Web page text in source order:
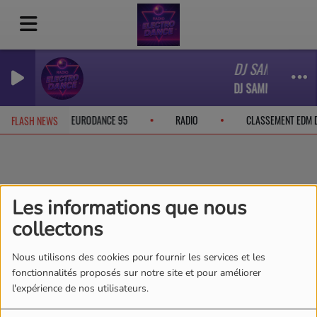
Les informations que nous
collectons
Nous utilisons des cookies pour fournir les services et les
fonctionnalités proposés sur notre site et pour améliorer
l'expérience de nos utilisateurs.
DJ SAMMY §
DJ SAMMY §
FLASH NEWS EURODANCE 95 RADIO CLASSEMENT
SCOOTER - LIVE AT
PAASPOP 2026